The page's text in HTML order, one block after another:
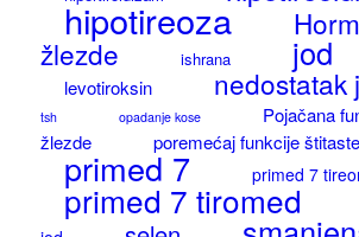
hipotireoza
žlezde
ishrana jod
levotiroksin nedostatak
tsh
opadanje kose
Pojačana
žlezde
poremećaj funkcije
primed 7 primed 7
primed 7 tiromed